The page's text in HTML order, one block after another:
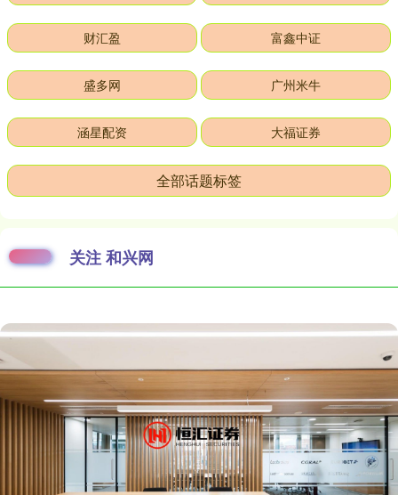
财汇盈 富鑫中证
盛多网 广州米牛
涵星配资 大福证券
全部话题标签
关注 和兴网